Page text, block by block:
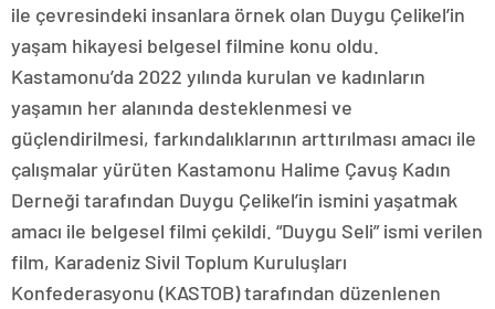
ile çevresindeki insanlara örnek olan Duygu Çelikel’in
yaşam hikayesi belgesel filmine konu oldu.
Kastamonu’da 2022 yılında kurulan ve kadınların
yaşamın her alanında desteklenmesi ve
güçlendirilmesi, farkındalıklarının arttırılması amacı ile
çalışmalar yürüten Kastamonu Halime Çavuş Kadın
Derneği tarafından Duygu Çelikel’in ismini yaşatmak
amacı ile belgesel filmi çekildi. “Duygu Seli” ismi verilen
film, Karadeniz Sivil Toplum Kuruluşları
Konfederasyonu (KASTOB) tarafından düzenlenen